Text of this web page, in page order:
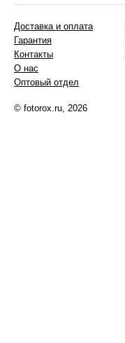
Доставка и оплата
Гарантия
Контакты
О нас
Оптовый отдел
© fotorox.ru, 2026